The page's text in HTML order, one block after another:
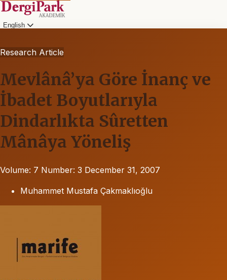
English
Research Article
Mevlânâ’ya Göre İnanç ve
İbadet Boyutlarıyla
Dindarlıkta Sûretten
Mânâya Yöneliş
Volume: 7 Number: 3 December 31, 2007
Muhammet Mustafa Çakmaklıoğlu